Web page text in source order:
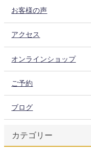
お客様の声
アクセス
オンラインショップ
ご予約
ブログ
カテゴリー